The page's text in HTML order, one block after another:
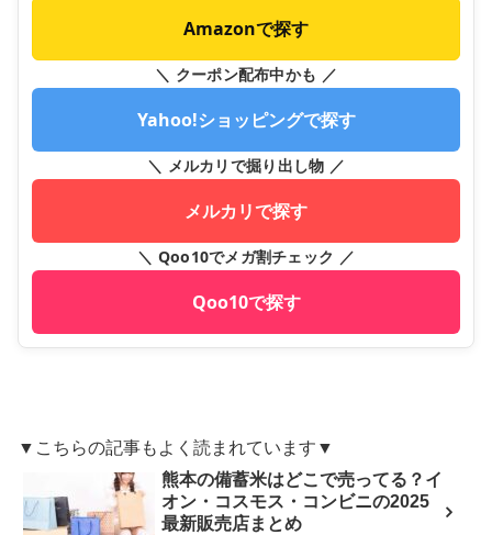
Amazonで探す
＼ クーポン配布中かも ／
Yahoo!ショッピングで探す
＼ メルカリで掘り出し物 ／
メルカリで探す
＼ Qoo10でメガ割チェック ／
Qoo10で探す
▼こちらの記事もよく読まれています▼
熊本の備蓄米はどこで売ってる？イ
オン・コスモス・コンビニの2025
最新販売店まとめ